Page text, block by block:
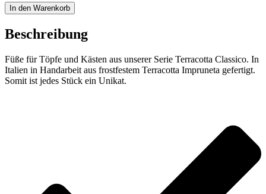
Füße
für
Töpfe
und
Menge
In den Warenkorb
Beschreibung
Füße für Töpfe und Kästen aus unserer Serie Terracotta Classico. In
Italien in Handarbeit aus frostfestem Terracotta Impruneta gefertigt.
Somit ist jedes Stück ein Unikat.